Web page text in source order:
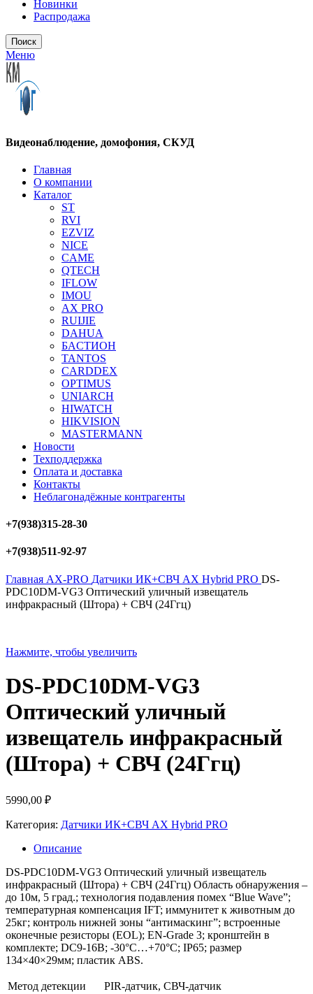
Новинки
Распродажа
Поиск
Меню
Видеонаблюдение, домофония, СКУД
Главная
О компании
Каталог
ST
RVI
EZVIZ
NICE
CAME
QTECH
IFLOW
IMOU
AX PRO
RUIJIE
DAHUA
БAСТИОН
TANTOS
CARDDEX
OPTIMUS
UNIARCH
HIWATCH
HIKVISION
MASTERMANN
Новости
Техподдержка
Оплата и доставка
Контакты
Неблагонадёжные контрагенты
+7(938)315-28-30
+7(938)511-92-97
Главная AX-PRO Датчики ИК+СВЧ AX Hybrid PRO DS-
PDC10DM-VG3 Оптический уличный извещатель
инфракрасный (Штора) + СВЧ (24Ггц)
Нажмите, чтобы увеличить
DS-PDC10DM-VG3
Оптический уличный
извещатель инфракрасный
(Штора) + СВЧ (24Ггц)
5990,00 ₽
Категория: Датчики ИК+СВЧ AX Hybrid PRO
Описание
DS-PDC10DM-VG3 Оптический уличный извещатель
инфракрасный (Штора) + СВЧ (24Ггц) Область обнаружения –
до 10м, 5 град.; технология подавления помех “Blue Wave”;
температурная компенсация IFT; иммунитет к животным до
25кг; контроль нижней зоны “антимаскинг”; встроенные
оконечные резисторы (EOL); EN-Grade 3; кронштейн в
комплекте; DC9-16В; -30°C…+70°C; IP65; размер
134×40×29мм; пластик ABS.
Метод детекции
PIR-датчик, СВЧ-датчик